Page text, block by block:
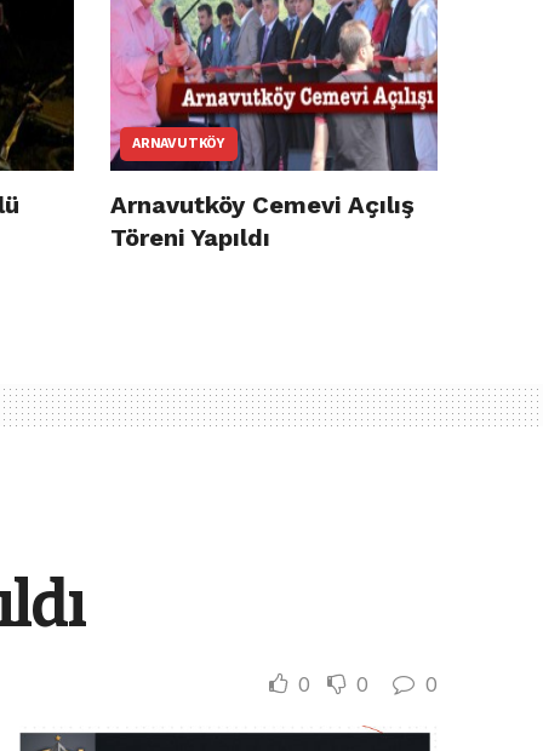
ARNAVUTKÖY
Arnavutköy Cemevi Açılış
Töreni Yapıldı
0 0 0